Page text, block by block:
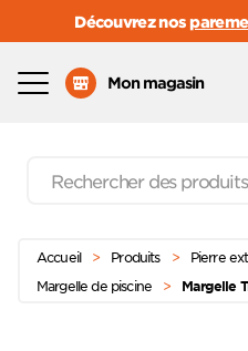
Découvrez nos
Mon magasin
contenu
Menu
Accueil > Produits > Pierre
Margelle de piscine
> Margelle